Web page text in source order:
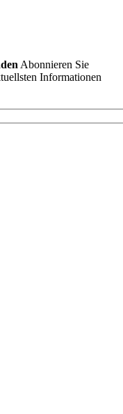
Abonnieren Sie
Informationen